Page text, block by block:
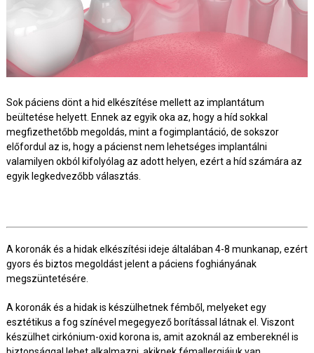
Sok páciens dönt a hid elkészítése mellett az implantátum
beültetése helyett. Ennek az egyik oka az, hogy a híd sokkal
megfizethetőbb megoldás, mint a fogimplantáció, de sokszor
előfordul az is, hogy a pácienst nem lehetséges implantálni
valamilyen okból kifolyólag az adott helyen, ezért a híd számára az
egyik legkedvezőbb választás.
A koronák és a hidak elkészítési ideje általában 4-8 munkanap, ezért
gyors és biztos megoldást jelent a páciens foghiányának
megszüntetésére.
A koronák és a hidak is készülhetnek fémből, melyeket egy
esztétikus a fog színével megegyező borítással látnak el. Viszont
készülhet cirkónium-oxid korona is, amit azoknál az embereknél is